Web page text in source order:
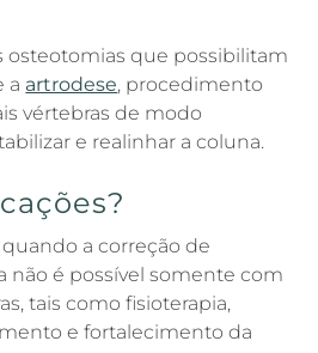
osteotomias que possibilitam
a artrodese, procedimento
vértebras de modo
e realinhar a coluna.
a correção de
não é possível somente com
tais como fisioterapia,
e fortalecimento da